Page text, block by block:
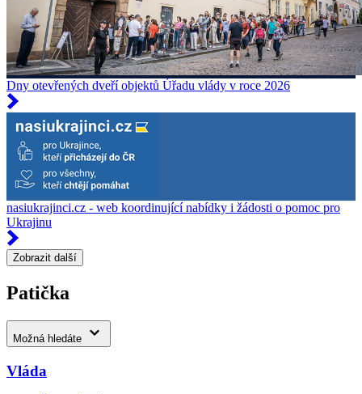
Dny otevřených dveří objektů Úřadu vlády v roce 2026
nasiukrajinci.cz - web koordinující nabídky i žádosti o pomoc pro
Ukrajinu
Zobrazit další
Patička
Možná hledáte
Vláda